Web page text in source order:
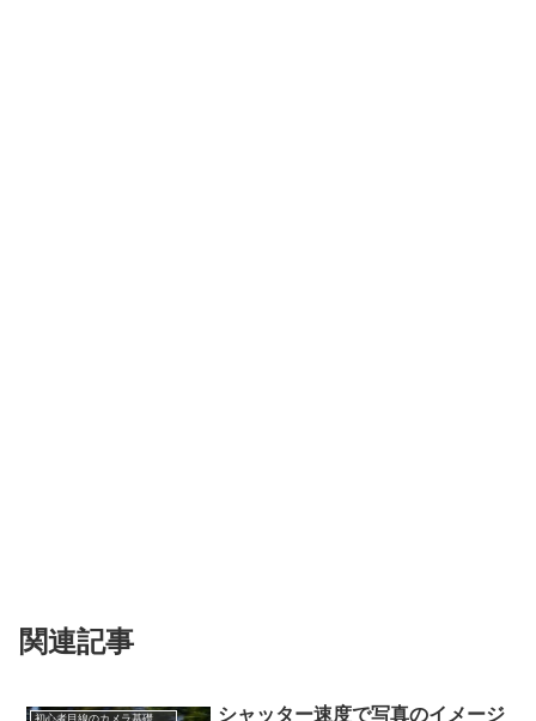
関連記事
初心者目線のカメラ基礎知識 シャッター速度で写真のイメージ